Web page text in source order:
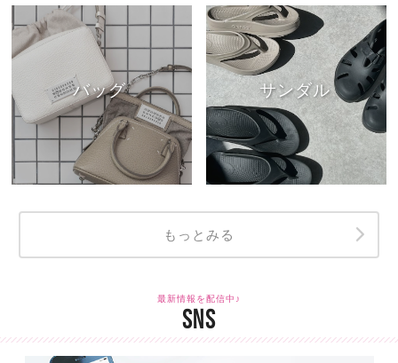
バッグ サンダル
もっとみる
最新情報を配信中♪
SNS